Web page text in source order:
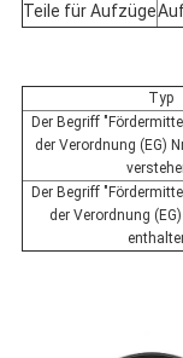
Teile für Aufzüge
Typ
Der Begriff
der Verordnung (EG)
Der Begriff
der Verordnung